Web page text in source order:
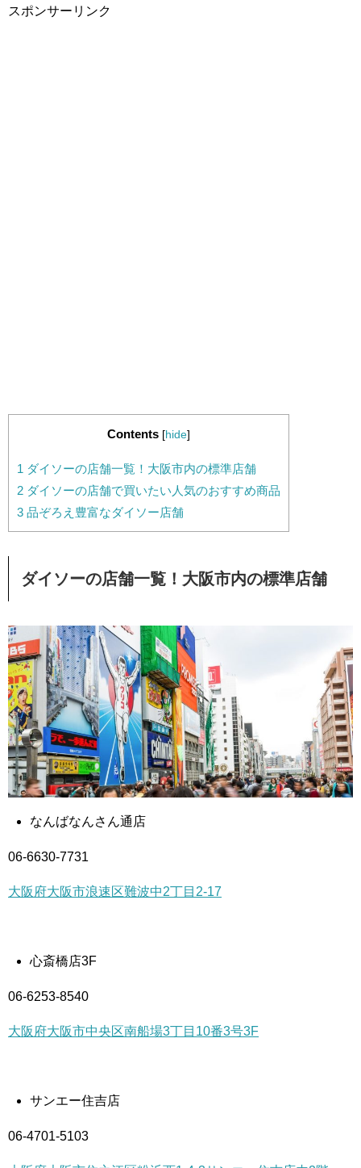
スポンサーリンク
Contents [hide]
1 ダイソーの店舗一覧！大阪市内の標準店舗
2 ダイソーの店舗で買いたい人気のおすすめ商品
3 品ぞろえ豊富なダイソー店舗
ダイソーの店舗一覧！大阪市内の標準店舗
なんばなんさん通店
06-6630-7731
大阪府大阪市浪速区難波中2丁目2-17
心斎橋店3F
06-6253-8540
大阪府大阪市中央区南船場3丁目10番3号3F
サンエー住吉店
06-4701-5103